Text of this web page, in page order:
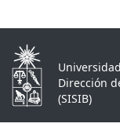
Dirección
(SISIB)